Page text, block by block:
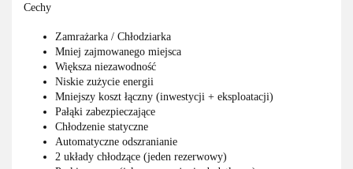
Cechy
Zamrażarka / Chłodziarka
Mniej zajmowanego miejsca
Większa niezawodność
Niskie zużycie energii
Mniejszy koszt łączny (inwestycji + eksploatacji)
Pałąki zabezpieczające
Chłodzenie statyczne
Automatyczne odszranianie
2 układy chłodzące (jeden rezerwowy)